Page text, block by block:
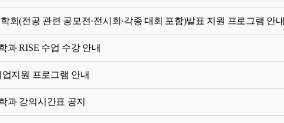
회(전공 관련 공모전·전시회·각종 대회 포함)발표 지원 프로그램 안내
과 RISE 수업 수강 안내
업지원 프로그램 안내
과 강의시간표 공지